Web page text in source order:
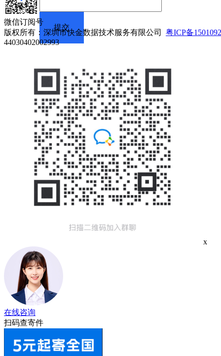
微信订阅号
版权所有：深圳市快金数据技术服务有限公司 粤ICP备
44030402002993
x
在线咨询
扫码查寄件